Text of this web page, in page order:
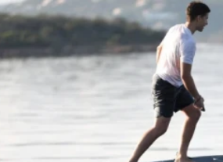
Cookies management panel